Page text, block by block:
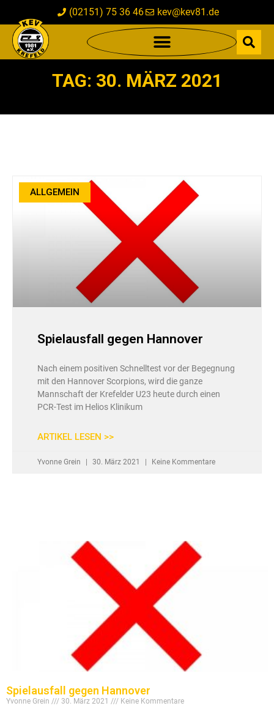
(02151) 75 36 46 kev@kev81.de
TAG: 30. MÄRZ 2021
ALLGEMEIN
Spielausfall gegen Hannover
Nach einem positiven Schnelltest vor der Begegnung
mit den Hannover Scorpions, wird die ganze
Mannschaft der Krefelder U23 heute durch einen
PCR-Test im Helios Klinikum
ARTIKEL LESEN >>
Yvonne Grein 30. März 2021 Keine Kommentare
Spielausfall gegen Hannover
Yvonne Grein 30. März 2021 Keine Kommentare